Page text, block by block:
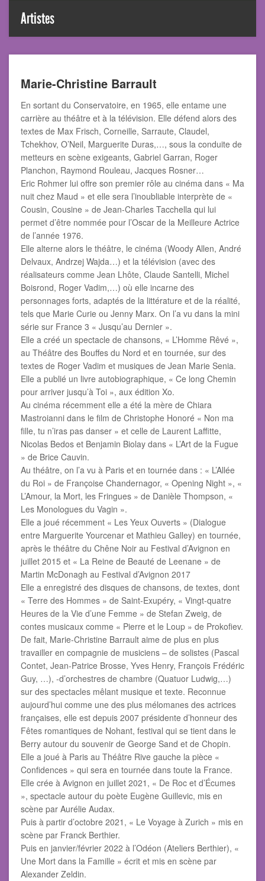
Artistes
Marie-Christine Barrault
En sortant du Conservatoire, en 1965, elle entame une
carrière au théâtre et à la télévision. Elle défend alors des
textes de Max Frisch, Corneille, Sarraute, Claudel,
Tchekhov, O’Neil, Marguerite Duras,…, sous la conduite de
metteurs en scène exigeants, Gabriel Garran, Roger
Planchon, Raymond Rouleau, Jacques Rosner…
Eric Rohmer lui offre son premier rôle au cinéma dans « Ma
nuit chez Maud » et elle sera l’inoubliable interprète de «
Cousin, Cousine » de Jean-Charles Tacchella qui lui
permet d’être nommée pour l’Oscar de la Meilleure Actrice
de l’année 1976.
Elle alterne alors le théâtre, le cinéma (Woody Allen, André
Delvaux, Andrzej Wajda…) et la télévision (avec des
réalisateurs comme Jean Lhôte, Claude Santelli, Michel
Boisrond, Roger Vadim,…) où elle incarne des
personnages forts, adaptés de la littérature et de la réalité,
tels que Marie Curie ou Jenny Marx. On l’a vu dans la mini
série sur France 3 « Jusqu’au Dernier ».
Elle a créé un spectacle de chansons, « L’Homme Rêvé »,
au Théâtre des Bouffes du Nord et en tournée, sur des
textes de Roger Vadim et musiques de Jean Marie Senia.
Elle a publié un livre autobiographique, « Ce long Chemin
pour arriver jusqu’à Toi », aux édition Xo.
Au cinéma récemment elle a été la mère de Chiara
Mastroianni dans le film de Christophe Honoré « Non ma
fille, tu n’iras pas danser » et celle de Laurent Laffitte,
Nicolas Bedos et Benjamin Biolay dans « L’Art de la Fugue
» de Brice Cauvin.
Au théâtre, on l’a vu à Paris et en tournée dans : « L’Allée
du Roi » de Françoise Chandernagor, « Opening Night », «
L’Amour, la Mort, les Fringues » de Danièle Thompson, «
Les Monologues du Vagin ».
Elle a joué récemment « Les Yeux Ouverts » (Dialogue
entre Marguerite Yourcenar et Mathieu Galley) en tournée,
après le théâtre du Chêne Noir au Festival d’Avignon en
juillet 2015 et « La Reine de Beauté de Leenane » de
Martin McDonagh au Festival d’Avignon 2017
Elle a enregistré des disques de chansons, de textes, dont
« Terre des Hommes » de Saint-Exupéry, « Vingt-quatre
Heures de la Vie d’une Femme » de Stefan Zweig, de
contes musicaux comme « Pierre et le Loup » de Prokofiev.
De fait, Marie-Christine Barrault aime de plus en plus
travailler en compagnie de musiciens – de solistes (Pascal
Contet, Jean-Patrice Brosse, Yves Henry, François Frédéric
Guy, …), -d’orchestres de chambre (Quatuor Ludwig,…)
sur des spectacles mêlant musique et texte. Reconnue
aujourd’hui comme une des plus mélomanes des actrices
françaises, elle est depuis 2007 présidente d’honneur des
Fêtes romantiques de Nohant, festival qui se tient dans le
Berry autour du souvenir de George Sand et de Chopin.
Elle a joué à Paris au Théâtre Rive gauche la pièce «
Confidences » qui sera en tournée dans toute la France.
Elle crée à Avignon en juillet 2021, « De Roc et d’Écumes
», spectacle autour du poète Eugène Guillevic, mis en
scène par Aurélie Audax.
Puis à partir d’octobre 2021, « Le Voyage à Zurich » mis en
scène par Franck Berthier.
Puis en janvier/février 2022 à l’Odéon (Ateliers Berthier), «
Une Mort dans la Famille » écrit et mis en scène par
Alexander Zeldin.